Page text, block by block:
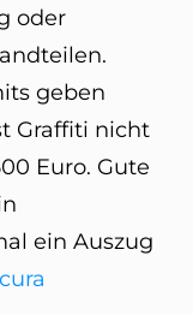
oder
geben
Graffiti nicht
Euro. Gute
ein Auszug